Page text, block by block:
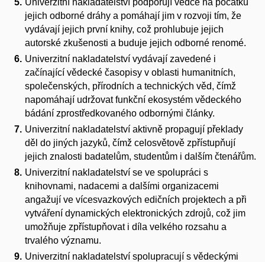
Univerzitní nakladatelství podporují vědce na počátku
jejich odborné dráhy a pomáhají jim v rozvoji tím, že
vydávají jejich první knihy, což prohlubuje jejich
autorské zkušenosti a buduje jejich odborné renomé.
Univerzitní nakladatelství vydávají zavedené i
začínající vědecké časopisy v oblasti humanitních,
společenských, přírodních a technických věd, čímž
napomáhají udržovat funkční ekosystém vědeckého
bádání zprostředkovaného odbornými články.
Univerzitní nakladatelství aktivně propagují překlady
děl do jiných jazyků, čímž celosvětově zpřístupňují
jejich znalosti badatelům, studentům i dalším čtenářům.
Univerzitní nakladatelství se ve spolupráci s
knihovnami, nadacemi a dalšími organizacemi
angažují ve vícesvazkových edičních projektech a při
vytváření dynamických elektronických zdrojů, což jim
umožňuje zpřístupňovat i díla velkého rozsahu a
trvalého významu.
Univerzitní nakladatelství spolupracují s vědeckými